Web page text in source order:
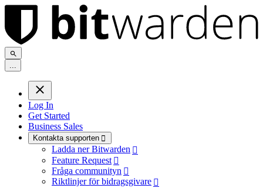
...
Log In
Get Started
Business Sales
Kontakta supporten 
Ladda ner Bitwarden 
Feature Request 
Fråga communityn 
Riktlinjer för bidragsgivare 